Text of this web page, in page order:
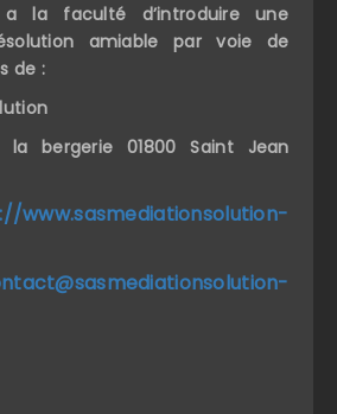
a la faculté d’introduire une
amiable par voie de
de :
bergerie 01800 Saint Jean
www.sasmediationsolution-